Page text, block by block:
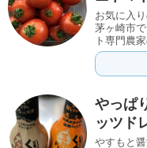
お気に入
茅ヶ崎市
ト専門農
やっぱ
ッツド
やすもと